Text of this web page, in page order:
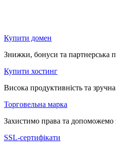
Купити домен
Знижки, бонуси та партнерська
Купити хостинг
Висока продуктивність та
Торговельна марка
Захистимо права та допоможемо
SSL-сертифікати